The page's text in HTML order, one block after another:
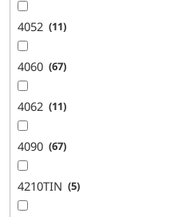
4052 11
4060 67
4062 11
4090 67
4210TIN 5